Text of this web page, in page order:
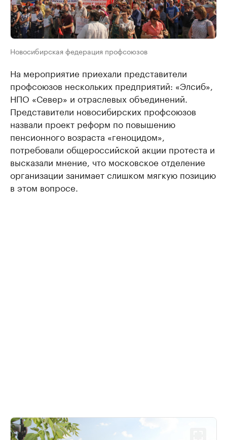
Новосибирская федерация профсоюзов
На мероприятие приехали представители
профсоюзов нескольких предприятий: «Элсиб»,
НПО «Север» и отраслевых объединений.
Представители новосибирских профсоюзов
назвали проект реформ по повышению
пенсионного возраста «геноцидом»,
потребовали общероссийской акции протеста и
высказали мнение, что московское отделение
организации занимает слишком мягкую позицию
в этом вопросе.